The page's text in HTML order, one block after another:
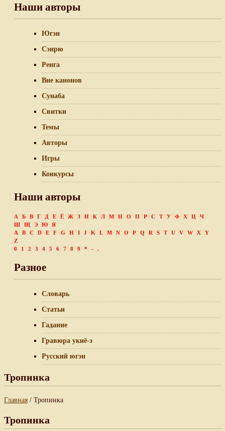
Наши авторы
Югэн
Сэнрю
Ренга
Вне канонов
Сунаба
Свитки
Темы
Авторы
Игры
Конкурсы
Наши авторы
А Б В Г Д Е Ё Ж З И К Л М Н О П Р С Т У Ф Х Ц
Ч
Ш
Щ Э Ю
Я
A
B C D E F G H I J K L M N O P Q R S T U V W X
Y
Z
0
1 2 3 4 5 6 7 8 9 * - .
Разное
Словарь
Статьи
Гадание
Гравюра укиё-э
Русский югэн
Тропинка
Главная / Тропинка
Тропинка